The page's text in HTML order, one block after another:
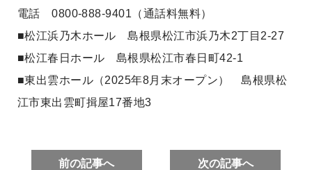
電話 0800-888-9401（通話料無料）
■松江浜乃木ホール 島根県松江市浜乃木2丁目2-27
■松江春日ホール 島根県松江市春日町42-1
■東出雲ホール（2025年8月末オープン） 島根県松
江市東出雲町揖屋17番地3
前の記事へ 次の記事へ